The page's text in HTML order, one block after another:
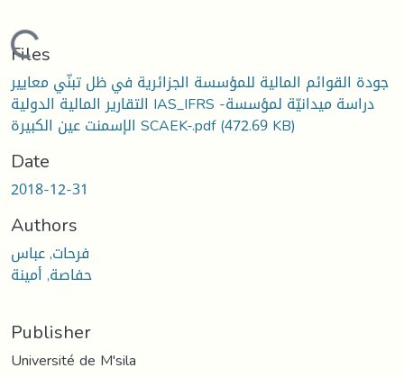
Loading...
Files
جودة القوائم المالية للمؤسسة الجزائرية في ظل تبنّي معايير
التقارير المالية الدولية IAS_IFRS -دراسة ميدانيّة لمؤسسة
الإسمنت عين الكبيرة SCAEK-.pdf(472.69 KB)
Date
2018-12-31
Authors
فرحات, عباس
حفاصة, أمينة
Publisher
Université de M'sila